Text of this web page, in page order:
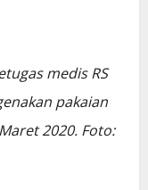
medis RS
pakaian
2020. Foto: